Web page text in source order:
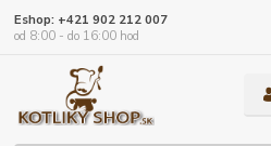
Eshop: +421 902 212 007
od 8:00 - do 16:00 hod